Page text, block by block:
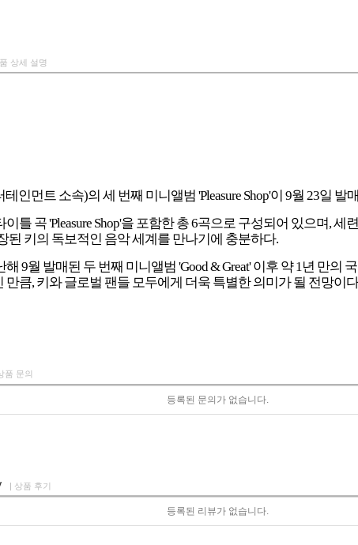
상세 설명
인먼트 소속)의 세 번째 미니앨범 'Pleasure Shop'이 9월 23일 발
틀 곡 'Pleasure Shop'을 포함한 총 6곡으로 구성되어 있으며,
된 키의 독보적인 음악 세계를 만나기에 충분하다.
9월 발매된 두 번째 미니앨범 'Good & Great' 이후 약 1년 만의
만큼, 키와 글로벌 팬들 모두에게 더욱 특별한 의미가 될 전망이
품 문의
등록된 문의가 없습니다.
| 상품 후기
등록된 리뷰가 없습니다.